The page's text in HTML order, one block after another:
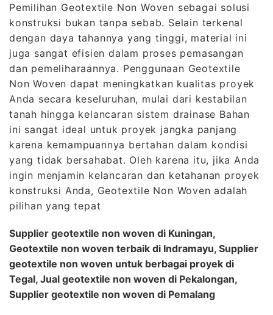
Pemilihan Geotextile Non Woven sebagai solusi
konstruksi bukan tanpa sebab. Selain terkenal
dengan daya tahannya yang tinggi, material ini
juga sangat efisien dalam proses pemasangan
dan pemeliharaannya. Penggunaan Geotextile
Non Woven dapat meningkatkan kualitas proyek
Anda secara keseluruhan, mulai dari kestabilan
tanah hingga kelancaran sistem drainase Bahan
ini sangat ideal untuk proyek jangka panjang
karena kemampuannya bertahan dalam kondisi
yang tidak bersahabat. Oleh karena itu, jika Anda
ingin menjamin kelancaran dan ketahanan proyek
konstruksi Anda, Geotextile Non Woven adalah
pilihan yang tepat
Supplier geotextile non woven di Kuningan,
Geotextile non woven terbaik di Indramayu, Supplier
geotextile non woven untuk berbagai proyek di
Tegal, Jual geotextile non woven di Pekalongan,
Supplier geotextile non woven di Pemalang